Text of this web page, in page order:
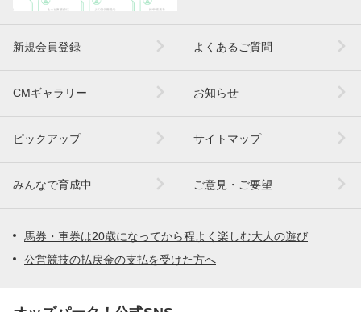
新規会員登録 よくあるご質問
CMギャラリー お知らせ
ピックアップ サイトマップ
みんなで育成中 ご意見・ご要望
馬券・車券は20歳になってから程よく楽しむ大人の遊び
公営競技の払戻金の支払を受けた方へ